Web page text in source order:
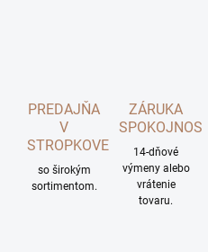
PREDAJŇA
V
STROPKOVE
so širokým
sortimentom.
ZÁRUKA
SPOKOJNOSTI
14-dňové
výmeny alebo
vrátenie
tovaru.